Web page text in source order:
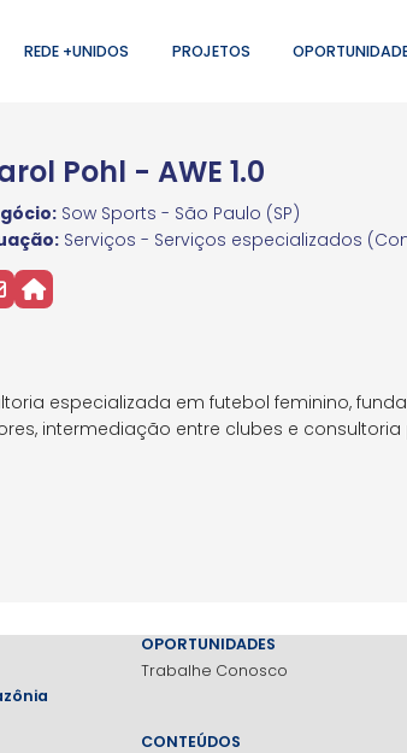
REDE +UNIDOS PROJETOS
Pohl - AWE 1.0
Sow Sports - São Paulo (SP)
Serviços - Serviços especializados
especializada em futebol feminino,
intermediação entre clubes e
OPORTUNIDADES
Trabalhe Conosco
CONTEÚDOS